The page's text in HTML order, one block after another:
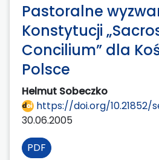
Pastoralne
Konstytucji
Concilium” dla
Polsce
Helmut Sobeczko
https://doi.org/10.21852/
30.06.2005
PDF